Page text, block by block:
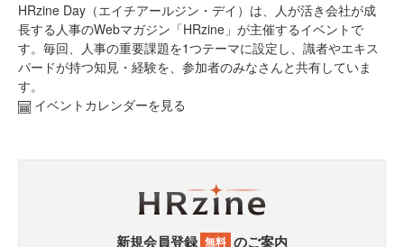
HRzine Day（エイチアールジン・デイ）は、人が活き会社が成
長する人事のWebマガジン「HRzine」が主催するイベントで
す。毎回、人事の重要課題を1つテーマに設定し、識者やエキス
パードが持つ知見・経験を、参加者のみなさんと共有していま
す。
イベントカレンダーを見る
新規会員登録 無料 のご案内